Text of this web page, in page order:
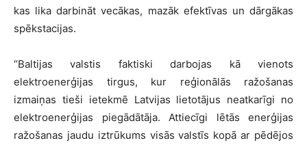
kas lika darbināt vecākas, mazāk efektīvas un dārgākas
spēkstacijas.
“Baltijas valstis faktiski darbojas kā vienots
elektroenerģijas tirgus, kur reģionālās ražošanas
izmaiņas tieši ietekmē Latvijas lietotājus neatkarīgi no
elektroenerģijas piegādātāja. Attiecīgi lētās enerģijas
ražošanas jaudu iztrūkums visās valstīs kopā ar pēdējos